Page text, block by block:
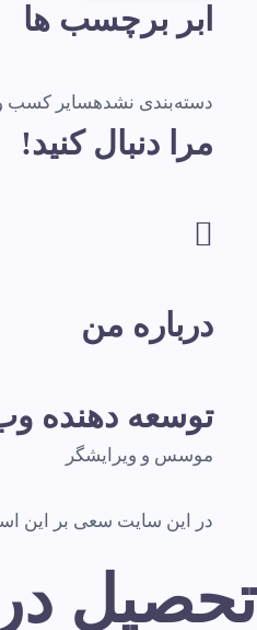
ابر برچسب ها
دسته‌بندی نشدهسایر کسب و
مرا دنبال کنید!
درباره من
توسعه دهنده
موسس و ویرایشگر
در این سایت سعی بر این
تحصیل